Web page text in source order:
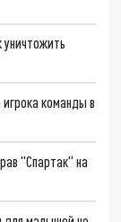
команды в
"Спартак" на